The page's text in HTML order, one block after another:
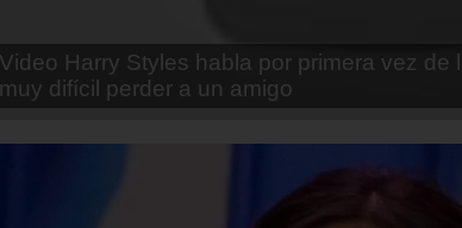
Video Ana Brenda Contreras y la firme